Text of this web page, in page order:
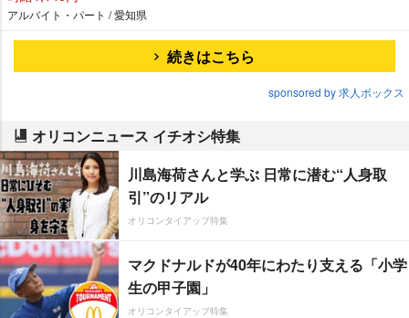
アルバイト・パート / 愛知県
続きはこちら
sponsored by 求人ボックス
オリコンニュース イチオシ特集
川島海荷さんと学ぶ 日常に潜む“人身取
引”のリアル
オリコンタイアップ特集
マクドナルドが40年にわたり支える「小学
生の甲子園」
オリコンタイアップ特集